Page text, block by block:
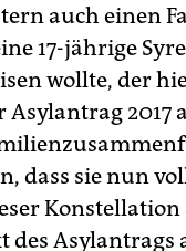
auch einen
17-jährige
wollte, der
Asylantrag
dass sie nun
Asylantrags